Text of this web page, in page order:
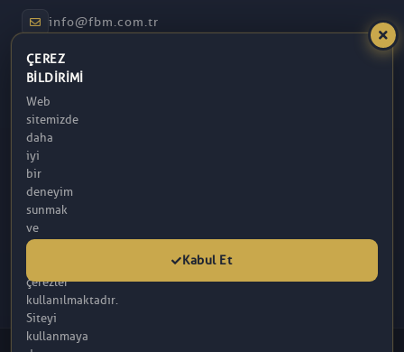
info@fbm.com.tr
08:30 – 17:30
Atakum / Samsun
ÇEREZ
BILDIRIMI
Web
sitemizde
daha
iyi
bir
deneyim
sunmak
ve
analitik
çerezler
kullanılmaktadır.
Siteyi
kullanmaya
Kabul Et